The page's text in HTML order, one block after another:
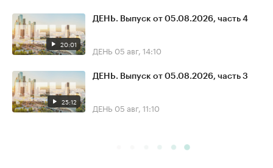
20:01
ДЕНЬ. Выпуск от 05.08.2026, часть 4
ДЕНЬ 05 авг, 14:10
25:12
ДЕНЬ. Выпуск от 05.08.2026, часть 3
ДЕНЬ 05 авг, 11:10